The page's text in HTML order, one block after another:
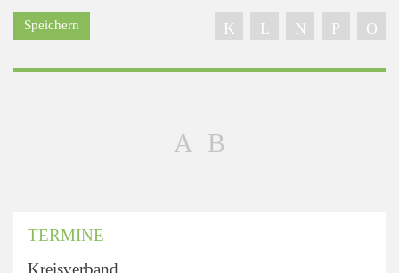
Speichern
TERMINE
Kreisverband